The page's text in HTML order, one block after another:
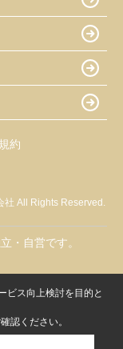
約
All Rights Reserved.
・自営です。
ビス向上検討を目的と
認ください。